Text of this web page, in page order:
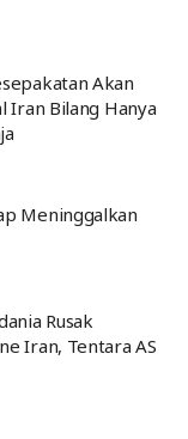
Akan
Iran Bilang Hanya
Meninggalkan
Rusak
Iran, Tentara AS